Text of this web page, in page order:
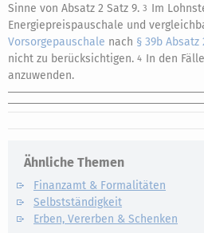
Sinne von Absatz 2 Satz 9. 3 Im
Energiepreispauschale und
Vorsorgepauschale nach § 39b
nicht zu berücksichtigen. 4 In den
anzuwenden.
Ähnliche Themen
Finanzamt & Formalitäten
Selbstständigkeit
Erben, Vererben & Schenken